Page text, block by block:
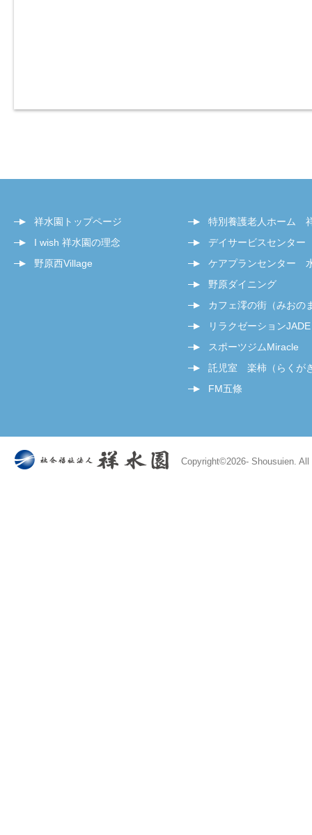
祥水園トップページ
I wish 祥水園の理念
野原西Village
特別養護老人ホーム
デイサービスセンタ
ケアプランセンター
野原ダイニング
カフェ澪の街（みおの
リラクゼーションJADE
スポーツジムMiracle
託児室 楽柿（らくが
FM五條
Copyright©2026- Shousuien.